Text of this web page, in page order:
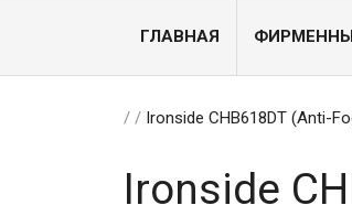
ГЛАВНАЯ
/ / Ironside CHB618DT (Anti-
Ironside